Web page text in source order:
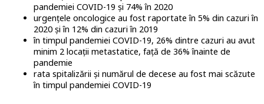
pandemiei COVID-19 și 74% în 2020
urgențele oncologice au fost raportate în 5% din cazuri în
2020 și în 12% din cazuri în 2019
în timpul pandemiei COVID-19, 26% dintre cazuri au avut
minim 2 locații metastatice, față de 36% înainte de
pandemie
rata spitalizării și numărul de decese au fost mai scăzute
în timpul pandemiei COVID-19